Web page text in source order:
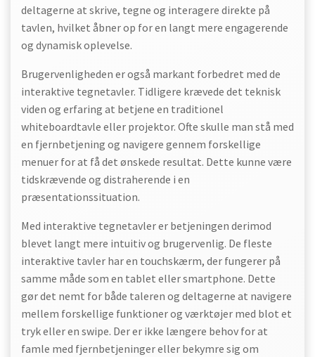
deltagerne at skrive, tegne og interagere direkte på
tavlen, hvilket åbner op for en langt mere engagerende
og dynamisk oplevelse.
Brugervenligheden er også markant forbedret med de
interaktive tegnetavler. Tidligere krævede det teknisk
viden og erfaring at betjene en traditionel
whiteboardtavle eller projektor. Ofte skulle man stå med
en fjernbetjening og navigere gennem forskellige
menuer for at få det ønskede resultat. Dette kunne være
tidskrævende og distraherende i en
præsentationssituation.
Med interaktive tegnetavler er betjeningen derimod
blevet langt mere intuitiv og brugervenlig. De fleste
interaktive tavler har en touchskærm, der fungerer på
samme måde som en tablet eller smartphone. Dette
gør det nemt for både taleren og deltagerne at navigere
mellem forskellige funktioner og værktøjer med blot et
tryk eller en swipe. Der er ikke længere behov for at
famle med fjernbetjeninger eller bekymre sig om